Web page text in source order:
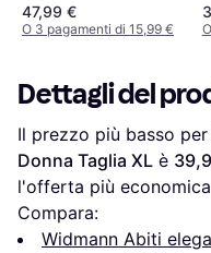
47,99 €
O 3 pagamenti di 15,99 €
Dettagli del
Il prezzo più basso per
Donna Taglia XL è
l'offerta più
Compara:
Widmann Abiti